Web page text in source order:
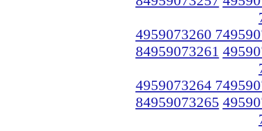
4959073260
84959073261
4959073264
84959073265